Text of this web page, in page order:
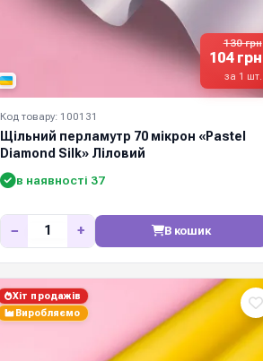
130 грн
104 грн
за 1 шт.
Код товару: 100131
Щільний перламутр 70 мікрон «Pastel
Diamond Silk» Ліловий
в наявності 37
− + В кошик
Хіт продажів
Виробляємо